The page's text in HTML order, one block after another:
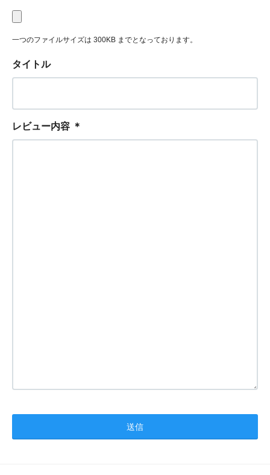
一つのファイルサイズは 300KB までとなっております。
タイトル
レビュー内容 ＊